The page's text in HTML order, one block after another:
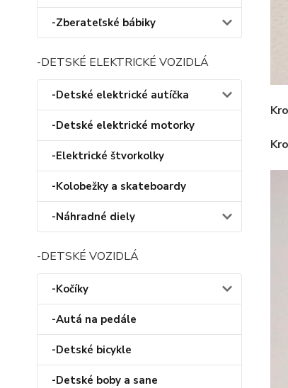
-Zberateľské bábiky
-DETSKÉ ELEKTRICKÉ VOZIDLÁ
-Detské elektrické autíčka
-Detské elektrické motorky
-Elektrické štvorkolky
-Kolobežky a skateboardy
-Náhradné diely
-DETSKÉ VOZIDLÁ
-Kočíky
-Autá na pedále
-Detské bicykle
-Detské boby a sane